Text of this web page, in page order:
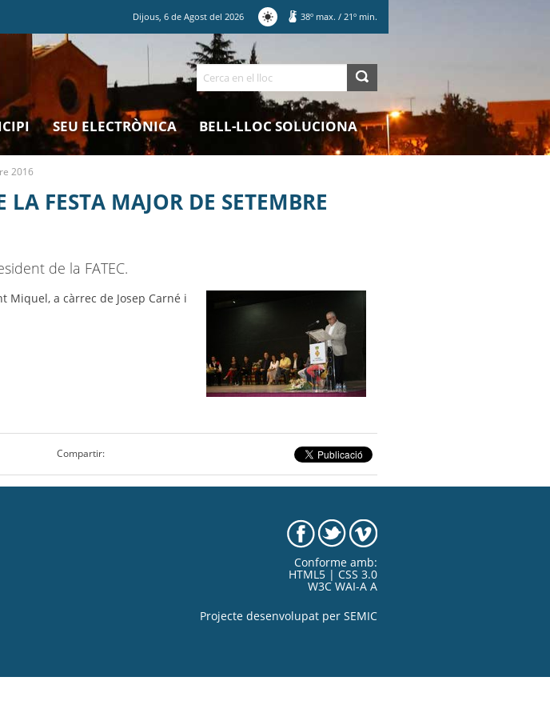
Dijous,6 deAgost del2026 38º max. / 21º min.
Cerca
SEU ELECTRÒNICA BELL-LLOC SOLUCIONA
2016
FESTA MAJOR DE SETEMBRE
de la FATEC.
Miquel, a càrrec de Josep Carné i
Compartir:
Conforme amb:
HTML5 | CSS 3.0
W3C WAI-A A
Projecte desenvolupat per SEMIC